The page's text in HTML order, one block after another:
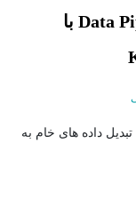
آموزش پیاده‌سازی ETL و Data Pipelines با
داده های خام به